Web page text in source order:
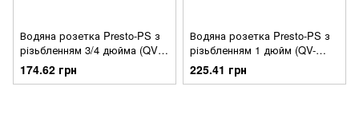
Водяна розетка Presto-PS з
різьбленням 3/4 дюйма (QV-
0134)
174.62 грн
Водяна розетка Presto-PS з
різьбленням 1 дюйм (QV-
0110)
225.41 грн